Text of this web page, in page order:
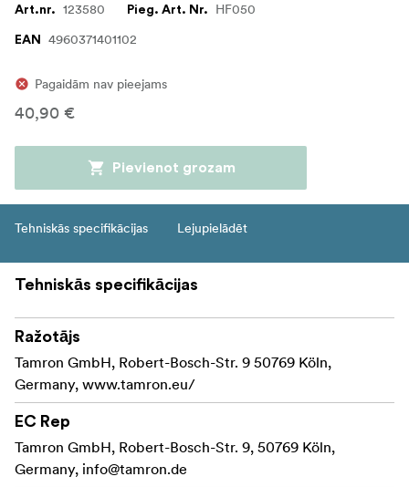
Art.nr. 123580 Pieg. Art. Nr. HF050
EAN 4960371401102
Pagaidām nav pieejams
40,90 €
Pievienot grozam
Tehniskās specifikācijas Lejupielādēt
Tehniskās specifikācijas
Ražotājs
Tamron GmbH, Robert-Bosch-Str. 9 50769 Köln,
Germany, www.tamron.eu/
EC Rep
Tamron GmbH, Robert-Bosch-Str. 9, 50769 Köln,
Germany, info@tamron.de